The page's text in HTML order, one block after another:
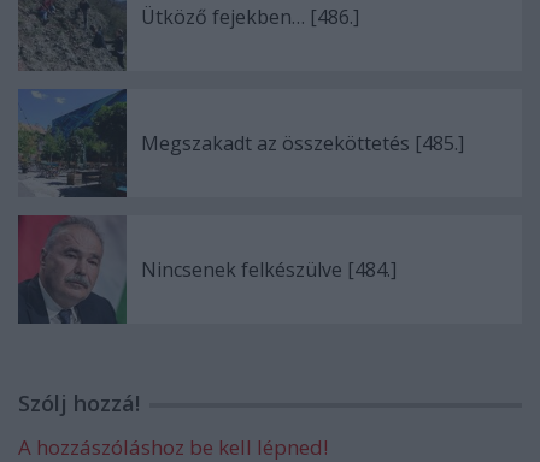
Ütköző fejekben… [486.]
Megszakadt az összeköttetés [485.]
Nincsenek felkészülve [484.]
Szólj hozzá!
A hozzászóláshoz be kell lépned!